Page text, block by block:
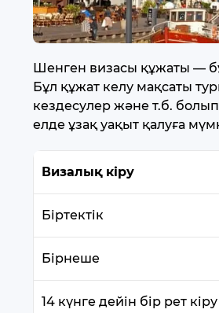
Шенген визасы құжаты —
Бұл құжат келу мақсаты
кездесулер және т.б.
елде ұзақ уақыт қалуға
Визалық кіру
Біртектік
Бірнеше
14 күнге дейін бір рет кіру